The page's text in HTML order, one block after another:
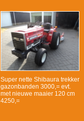
Super nette Shibaura trekker
gazonbanden 3000,= evt.
met nieuwe maaier 120 cm
4250,=